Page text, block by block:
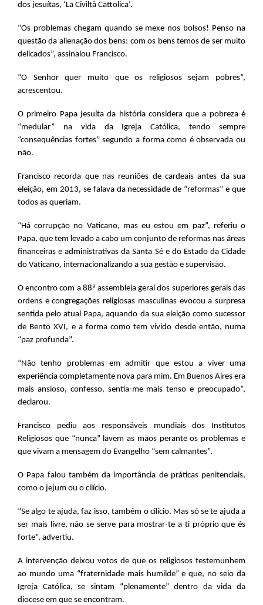
dos jesuítas, ‘La Civiltà Cattolica’.
“Os problemas chegam quando se mexe nos bolsos! Penso na
questão da alienação dos bens: com os bens temos de ser muito
delicados”, assinalou Francisco.
“O Senhor quer muito que os religiosos sejam pobres”,
acrescentou.
O primeiro Papa jesuíta da história considera que a pobreza é
“medular” na vida da Igreja Católica, tendo sempre
“consequências fortes” segundo a forma como é observada ou
não.
Francisco recorda que nas reuniões de cardeais antes da sua
eleição, em 2013, se falava da necessidade de “reformas” e que
todos as queriam.
“Há corrupção no Vaticano, mas eu estou em paz”, referiu o
Papa, que tem levado a cabo um conjunto de reformas nas áreas
financeiras e administrativas da Santa Sé e do Estado da Cidade
do Vaticano, internacionalizando a sua gestão e supervisão.
O encontro com a 88ª assembleia geral dos superiores gerais das
ordens e congregações religiosas masculinas evocou a surpresa
sentida pelo atual Papa, aquando da sua eleição como sucessor
de Bento XVI, e a forma como tem vivido desde então, numa
“paz profunda”.
“Não tenho problemas em admitir que estou a viver uma
experiência completamente nova para mim. Em Buenos Aires era
mais ansioso, confesso, sentia-me mais tenso e preocupado”,
declarou.
Francisco pediu aos responsáveis mundiais dos Institutos
Religiosos que “nunca” lavem as mãos perante os problemas e
que vivam a mensagem do Evangelho “sem calmantes”.
O Papa falou também da importância de práticas penitenciais,
como o jejum ou o cilício.
“Se algo te ajuda, faz isso, também o cilício. Mas só se te ajuda a
ser mais livre, não se serve para mostrar-te a ti próprio que és
forte”, advertiu.
A intervenção deixou votos de que os religiosos testemunhem
ao mundo uma “fraternidade mais humilde” e que, no seio da
Igreja Católica, se sintam “plenamente” dentro da vida da
diocese em que se encontram.